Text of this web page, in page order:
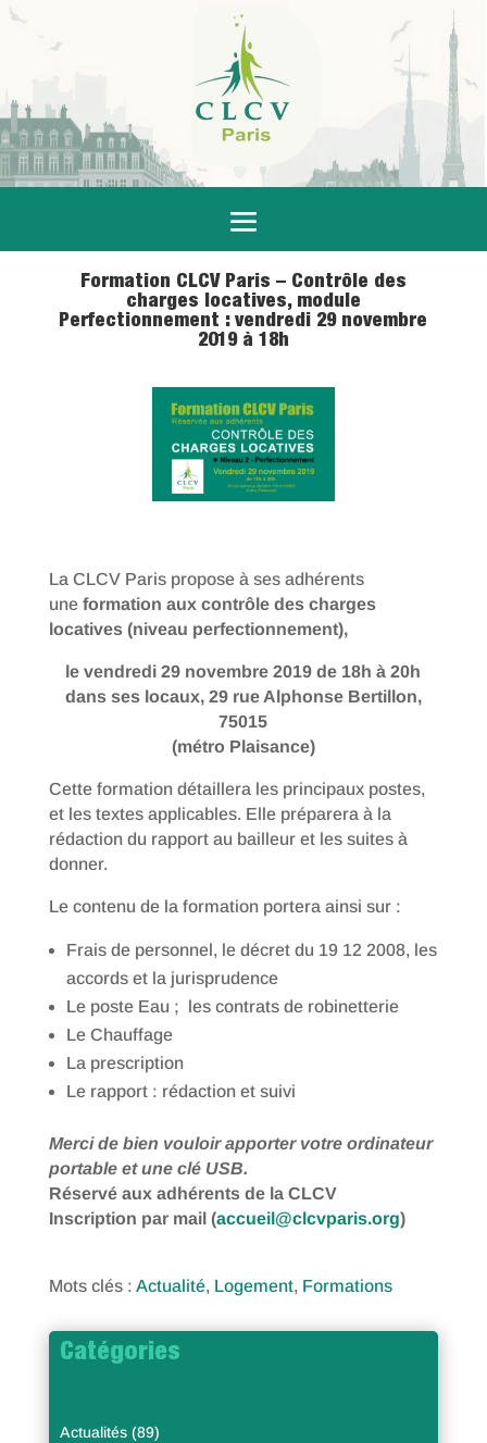
Formation CLCV Paris – Contrôle des
charges locatives, module
Perfectionnement : vendredi 29 novembre
2019 à 18h
La CLCV Paris propose à ses adhérents
une formation aux contrôle des charges
locatives (niveau perfectionnement),
le vendredi 29 novembre 2019 de 18h à 20h
dans ses locaux, 29 rue Alphonse Bertillon,
75015
(métro Plaisance)
Cette formation détaillera les principaux postes,
et les textes applicables. Elle préparera à la
rédaction du rapport au bailleur et les suites à
donner.
Le contenu de la formation portera ainsi sur :
Frais de personnel, le décret du 19 12 2008, les
accords et la jurisprudence
Le poste Eau ; les contrats de robinetterie
Le Chauffage
La prescription
Le rapport : rédaction et suivi
Merci de bien vouloir apporter votre ordinateur
portable et une clé USB.
Réservé aux adhérents de la CLCV
Inscription par mail (accueil@clcvparis.org)
Mots clés : Actualité, Logement, Formations
Catégories
Actualités(89)